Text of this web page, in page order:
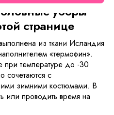
уборы
странице
из ткани Исландия
«термофин».
при температуре до -30
сочетаются с
зимними костюмами. В
или проводить время на